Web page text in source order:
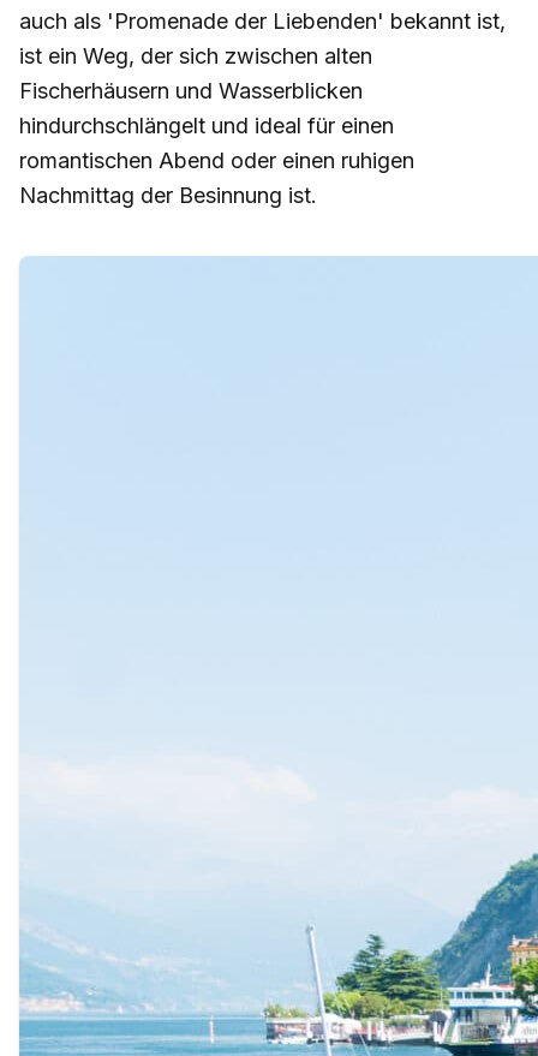
auch als 'Promenade der Liebenden' bekannt ist,
ist ein Weg, der sich zwischen alten
Fischerhäusern und Wasserblicken
hindurchschlängelt und ideal für einen
romantischen Abend oder einen ruhigen
Nachmittag der Besinnung ist.